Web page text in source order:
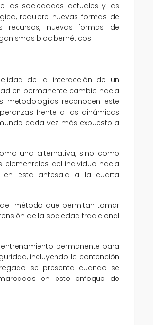
las sociedades actuales y las
requiere nuevas formas de
nuevas formas de
biocibernéticos.
de la interacción de un
en permanente cambio hacia
metodologías reconocen este
frente a las dinámicas
cada vez más expuesto a
una alternativa, sino como
elementales del individuo hacia
en esta antesala a la cuarta
método que permitan tomar
de la sociedad tradicional
permanente para
incluyendo la contención
se presenta cuando se
en este enfoque de